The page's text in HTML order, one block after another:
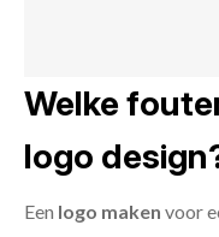
Welke
logo
Een logo maken voor